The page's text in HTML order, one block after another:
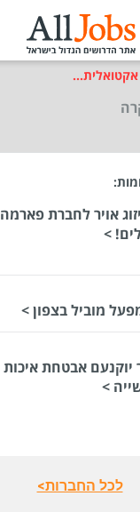
אויר לחברת פארמה
>
מוביל בצפון >
יוקנעם אבטחת איכות
לכל החברות>